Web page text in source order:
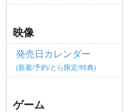
映像
発売日カレンダー
(新着/予約/とら限定/特典)
ゲーム